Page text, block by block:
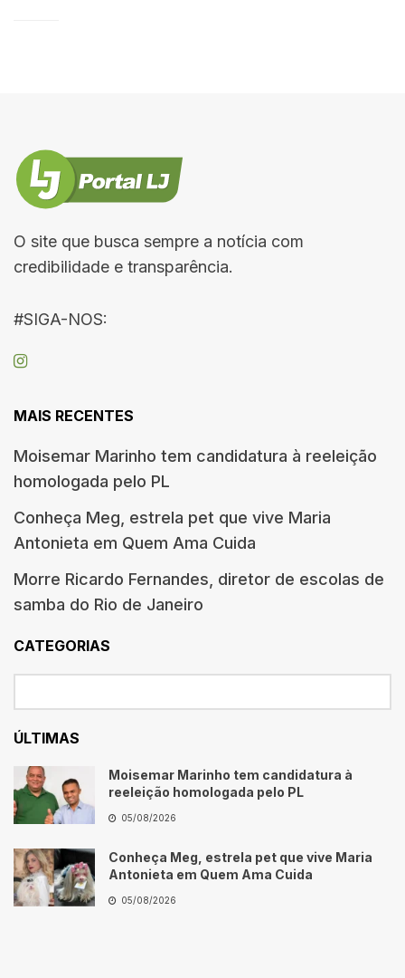
O site que busca sempre a notícia com
credibilidade e transparência.
#SIGA-NOS:
MAIS RECENTES
Moisemar Marinho tem candidatura à reeleição
homologada pelo PL
Conheça Meg, estrela pet que vive Maria
Antonieta em Quem Ama Cuida
Morre Ricardo Fernandes, diretor de escolas de
samba do Rio de Janeiro
CATEGORIAS
ÚLTIMAS
Moisemar Marinho tem candidatura à
reeleição homologada pelo PL
05/08/2026
Conheça Meg, estrela pet que vive Maria
Antonieta em Quem Ama Cuida
05/08/2026